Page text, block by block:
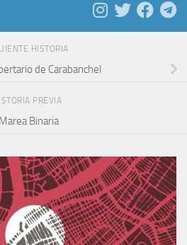
HISTORIA
de Carabanchel
PREVIA
Marea Binaria